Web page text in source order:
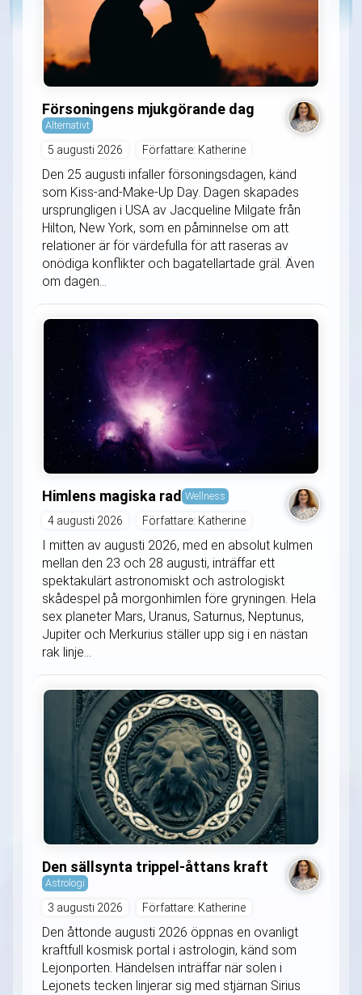
Försoningens mjukgörande dag
Alternativt
5 augusti 2026 Författare: Katherine
Den 25 augusti infaller försoningsdagen, känd
som Kiss-and-Make-Up Day. Dagen skapades
ursprungligen i USA av Jacqueline Milgate från
Hilton, New York, som en påminnelse om att
relationer är för värdefulla för att raseras av
onödiga konflikter och bagatellartade gräl. Även
om dagen...
Himlens magiska rad Wellness
4 augusti 2026 Författare: Katherine
I mitten av augusti 2026, med en absolut kulmen
mellan den 23 och 28 augusti, inträffar ett
spektakulärt astronomiskt och astrologiskt
skådespel på morgonhimlen före gryningen. Hela
sex planeter Mars, Uranus, Saturnus, Neptunus,
Jupiter och Merkurius ställer upp sig i en nästan
rak linje...
Den sällsynta trippel-åttans kraft
Astrologi
3 augusti 2026 Författare: Katherine
Den åttonde augusti 2026 öppnas en ovanligt
kraftfull kosmisk portal i astrologin, känd som
Lejonporten. Händelsen inträffar när solen i
Lejonets tecken linjerar sig med stjärnan Sirius